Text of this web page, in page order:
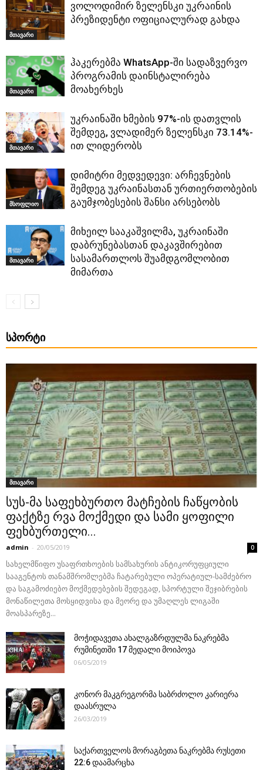
მთავარი
ვოლოდიმირ ზელენსკი უკრაინის
პრეზიდენტი ოფიციალურად გახდა
მთავარი
ჰაკერებმა WhatsApp-ში სადაზვერვო
პროგრამის დაინსტალირება
მოახერხეს
მთავარი
უკრაინაში ხმების 97%-ის დათვლის
შემდეგ, ვლადიმერ ზელენსკი 73.14%-
ით ლიდერობს
მსოფლიო
დიმიტრი მედვედევი: არჩევნების
შემდეგ უკრაინასთან ურთიერთობების
გაუმჯობესების შანსი არსებობს
მთავარი
მიხეილ სააკაშვილმა, უკრაინაში
დაბრუნებასთან დაკავშირებით
სასამართლოს შუამდგომლობით
მიმართა
ᲡᲞᲝᲠᲢᲘ
მთავარი
სუს-მა საფეხბურთო მატჩების ჩაწყობის
ფაქტზე რვა მოქმედი და სამი ყოფილი
ფეხბურთელი...
admin - 20/05/2019 0
სახელმწიფო უსაფრთხოების სამსახურის ანტიკორუფციული
სააგენტოს თანამშრომლებმა ჩატარებული ოპერატიულ-სამძებრო
და საგამოძიებო მოქმედებების შედეგად, სპორტული შეჯიბრების
მონაწილეთა მოსყიდვისა და მეორე და უმაღლეს ლიგაში
მოასპარეზე...
მოჭიდავეთა ახალგაზრდულმა ნაკრებმა
რუმინეთში 17 მედალი მოიპოვა
06/05/2019
კონორ მაკგრეგორმა საბრძოლო კარიერა
დაასრულა
26/03/2019
საქართველოს მორაგბეთა ნაკრებმა რუსეთი
22:6 დაამარცხა